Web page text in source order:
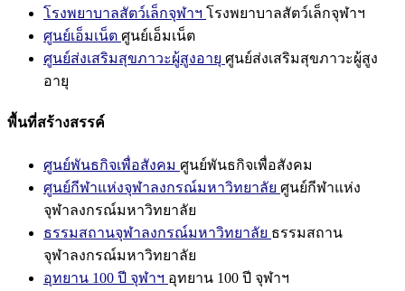
โรงพยาบาลสัตว์เล็กจุฬาฯ โรงพยาบาลสัตว์เล็กจุฬาฯ
ศูนย์เอ็มเน็ต ศูนย์เอ็มเน็ต
ศูนย์ส่งเสริมสุขภาวะผู้สูงอายุ ศูนย์ส่งเสริมสุขภาวะผู้สูง
อายุ
พื้นที่สร้างสรรค์
ศูนย์พันธกิจเพื่อสังคม ศูนย์พันธกิจเพื่อสังคม
ศูนย์กีฬาแห่งจุฬาลงกรณ์มหาวิทยาลัย ศูนย์กีฬาแห่ง
จุฬาลงกรณ์มหาวิทยาลัย
ธรรมสถานจุฬาลงกรณ์มหาวิทยาลัย ธรรมสถาน
จุฬาลงกรณ์มหาวิทยาลัย
อุทยาน 100 ปี จุฬาฯ อุทยาน 100 ปี จุฬาฯ